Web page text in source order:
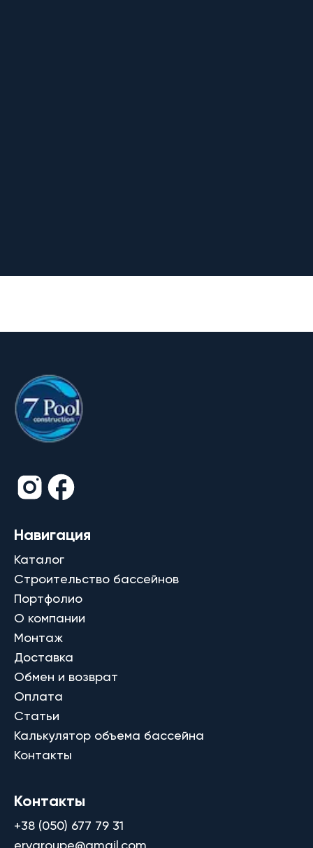
Навигация
Каталог
Строительство бассейнов
Портфолио
О компании
Монтаж
Доставка
Обмен и возврат
Оплата
Статьи
Калькулятор объема бассейна
Контакты
Контакты
+38 (050) 677 79 31
ervgroupe@gmail.com